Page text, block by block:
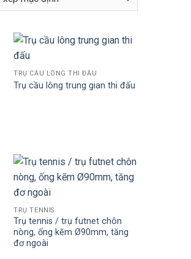
TRỤ CẦU LÔNG THI ĐẤU
Trụ cầu lông trung gian thi đấu
TRỤ TENNIS
Trụ tennis / trụ futnet chôn
nòng, ống kẽm Ø90mm, tăng
đơ ngoài